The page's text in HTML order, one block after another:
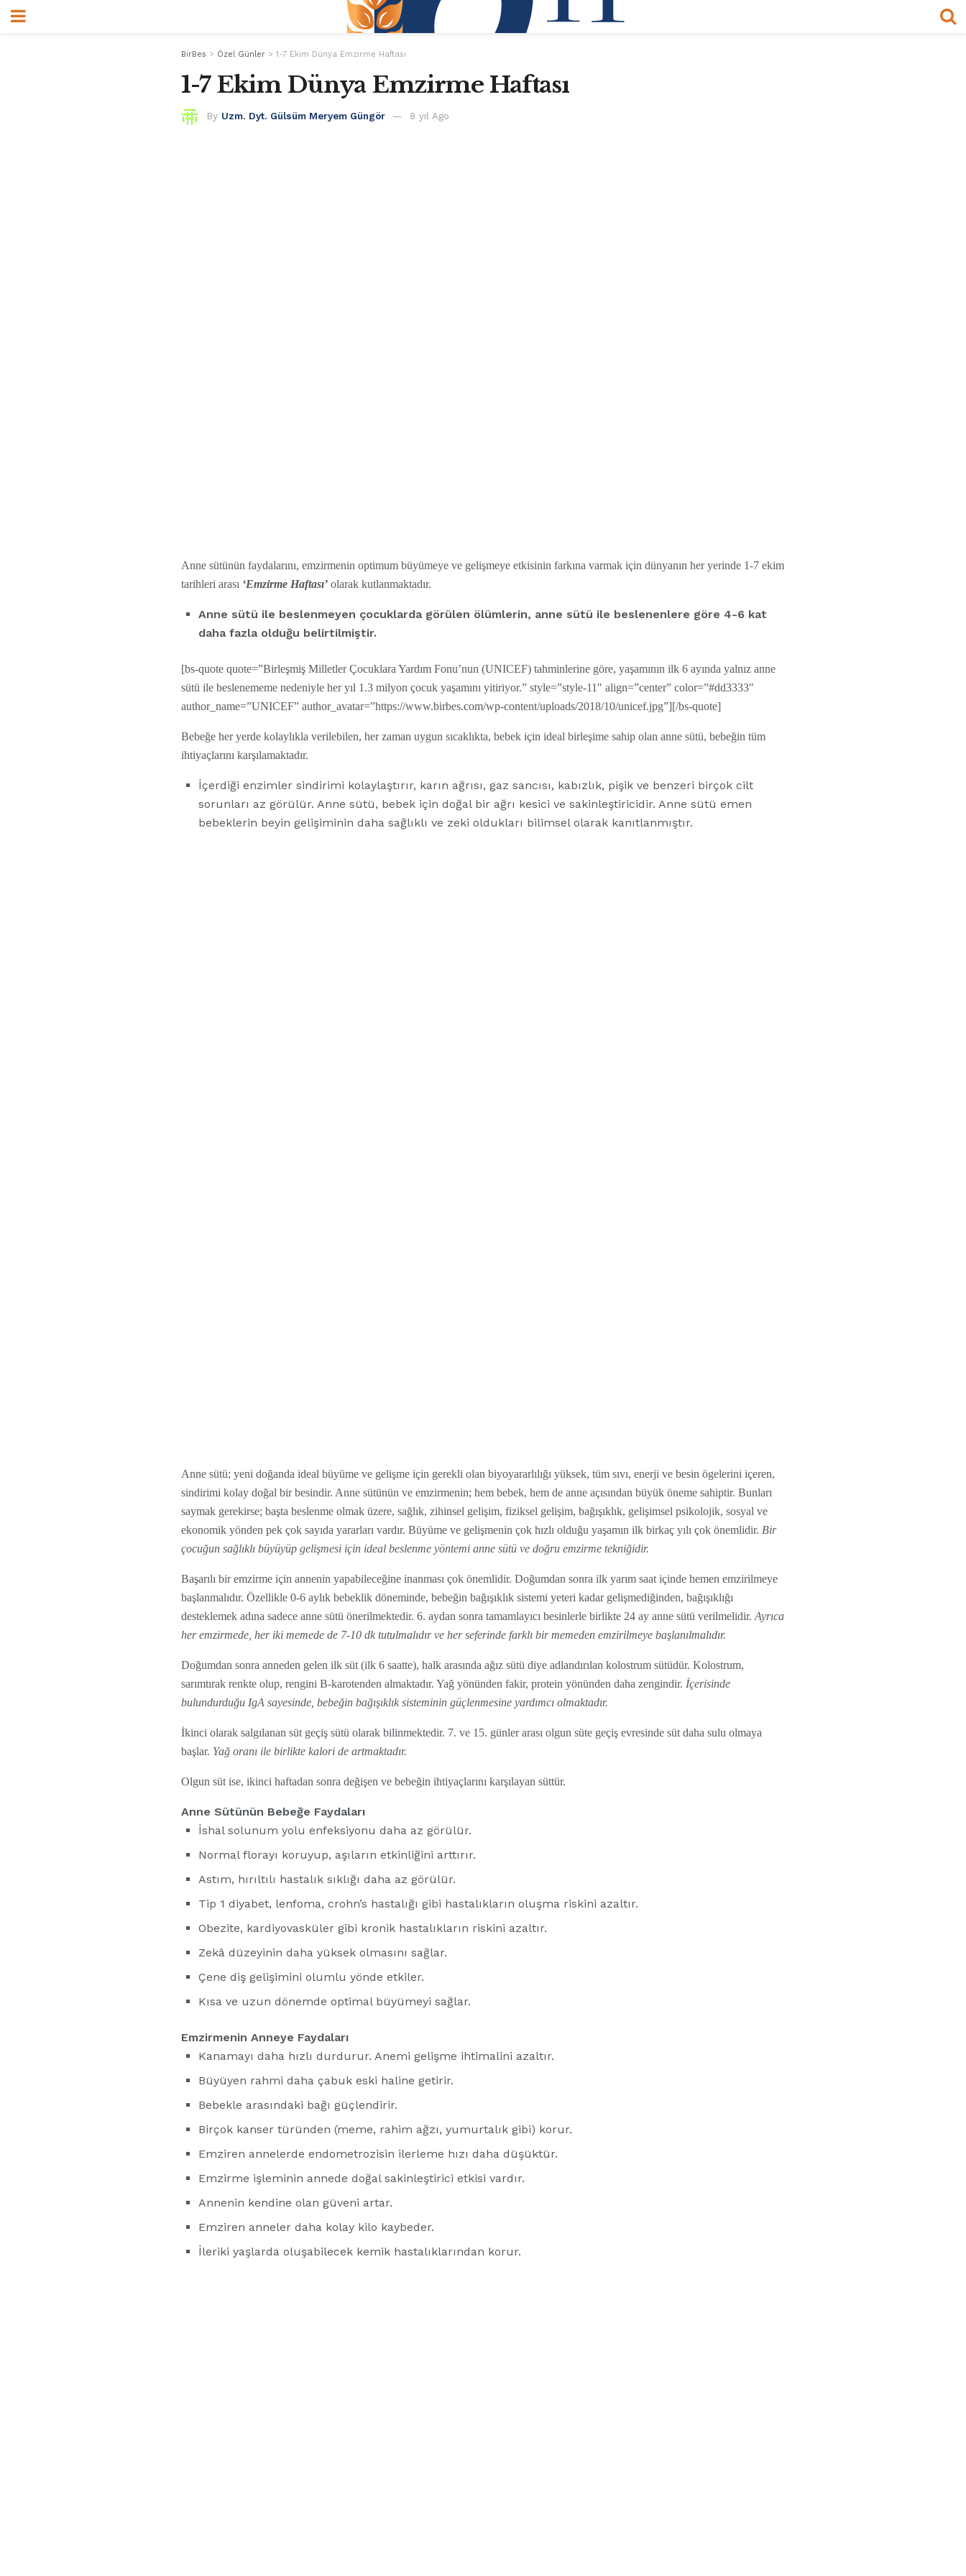
BirBes > Özel Günler > 1-7 Ekim Dünya Emzirme Haftası
1-7 Ekim Dünya Emzirme Haftası
By Uzm. Dyt. Gülsüm Meryem Güngör 8 yıl Ago
Anne sütünün faydalarını, emzirmenin optimum büyümeye ve gelişmeye etkisinin farkına varmak için dünyanın her yerinde 1-7 ekim
tarihleri arası ‘Emzirme Haftası’ olarak kutlanmaktadır.
Anne sütü ile beslenmeyen çocuklarda görülen ölümlerin, anne sütü ile beslenenlere göre 4-6 kat
daha fazla olduğu belirtilmiştir.
[bs-quote quote=”Birleşmiş Milletler Çocuklara Yardım Fonu’nun (UNICEF) tahminlerine göre, yaşamının ilk 6 ayında yalnız anne
sütü ile beslenememe nedeniyle her yıl 1.3 milyon çocuk yaşamını yitiriyor.” style=”style-11″ align=”center” color=”#dd3333″
author_name=”UNICEF” author_avatar=”https://www.birbes.com/wp-content/uploads/2018/10/unicef.jpg”][/bs-quote]
Bebeğe her yerde kolaylıkla verilebilen, her zaman uygun sıcaklıkta, bebek için ideal birleşime sahip olan anne sütü, bebeğin tüm
ihtiyaçlarını karşılamaktadır.
İçerdiği enzimler sindirimi kolaylaştırır, karın ağrısı, gaz sancısı, kabızlık, pişik ve benzeri birçok cilt
sorunları az görülür. Anne sütü, bebek için doğal bir ağrı kesici ve sakinleştiricidir. Anne sütü emen
bebeklerin beyin gelişiminin daha sağlıklı ve zeki oldukları bilimsel olarak kanıtlanmıştır.
Anne sütü; yeni doğanda ideal büyüme ve gelişme için gerekli olan biyoyararlılığı yüksek, tüm sıvı, enerji ve besin ögelerini içeren,
sindirimi kolay doğal bir besindir. Anne sütünün ve emzirmenin; hem bebek, hem de anne açısından büyük öneme sahiptir. Bunları
saymak gerekirse; başta beslenme olmak üzere, sağlık, zihinsel gelişim, fiziksel gelişim, bağışıklık, gelişimsel psikolojik, sosyal ve
ekonomik yönden pek çok sayıda yararları vardır. Büyüme ve gelişmenin çok hızlı olduğu yaşamın ilk birkaç yılı çok önemlidir. Bir
çocuğun sağlıklı büyüyüp gelişmesi için ideal beslenme yöntemi anne sütü ve doğru emzirme tekniğidir.
Başarılı bir emzirme için annenin yapabileceğine inanması çok önemlidir. Doğumdan sonra ilk yarım saat içinde hemen emzirilmeye
başlanmalıdır. Özellikle 0-6 aylık bebeklik döneminde, bebeğin bağışıklık sistemi yeteri kadar gelişmediğinden, bağışıklığı
desteklemek adına sadece anne sütü önerilmektedir. 6. aydan sonra tamamlayıcı besinlerle birlikte 24 ay anne sütü verilmelidir. Ayrıca
her emzirmede, her iki memede de 7-10 dk tutulmalıdır ve her seferinde farklı bir memeden emzirilmeye başlanılmalıdır.
Doğumdan sonra anneden gelen ilk süt (ilk 6 saatte), halk arasında ağız sütü diye adlandırılan kolostrum sütüdür. Kolostrum,
sarımtırak renkte olup, rengini B-karotenden almaktadır. Yağ yönünden fakir, protein yönünden daha zengindir. İçerisinde
bulundurduğu IgA sayesinde, bebeğin bağışıklık sisteminin güçlenmesine yardımcı olmaktadır.
İkinci olarak salgılanan süt geçiş sütü olarak bilinmektedir. 7. ve 15. günler arası olgun süte geçiş evresinde süt daha sulu olmaya
başlar. Yağ oranı ile birlikte kalori de artmaktadır.
Olgun süt ise, ikinci haftadan sonra değişen ve bebeğin ihtiyaçlarını karşılayan süttür.
Anne Sütünün Bebeğe Faydaları
İshal solunum yolu enfeksiyonu daha az görülür.
Normal florayı koruyup, aşıların etkinliğini arttırır.
Astım, hırıltılı hastalık sıklığı daha az görülür.
Tip 1 diyabet, lenfoma, crohn’s hastalığı gibi hastalıkların oluşma riskini azaltır.
Obezite, kardiyovasküler gibi kronik hastalıkların riskini azaltır.
Zekâ düzeyinin daha yüksek olmasını sağlar.
Çene diş gelişimini olumlu yönde etkiler.
Kısa ve uzun dönemde optimal büyümeyi sağlar.
Emzirmenin Anneye Faydaları
Kanamayı daha hızlı durdurur. Anemi gelişme ihtimalini azaltır.
Büyüyen rahmi daha çabuk eski haline getirir.
Bebekle arasındaki bağı güçlendirir.
Birçok kanser türünden (meme, rahim ağzı, yumurtalık gibi) korur.
Emziren annelerde endometrozisin ilerleme hızı daha düşüktür.
Emzirme işleminin annede doğal sakinleştirici etkisi vardır.
Annenin kendine olan güveni artar.
Emziren anneler daha kolay kilo kaybeder.
İleriki yaşlarda oluşabilecek kemik hastalıklarından korur.